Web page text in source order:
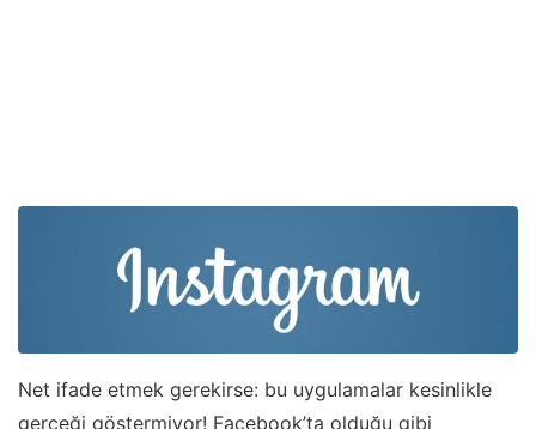
Net ifade etmek gerekirse: bu uygulamalar kesinlikle
gerçeği göstermiyor! Facebook’ta olduğu gibi